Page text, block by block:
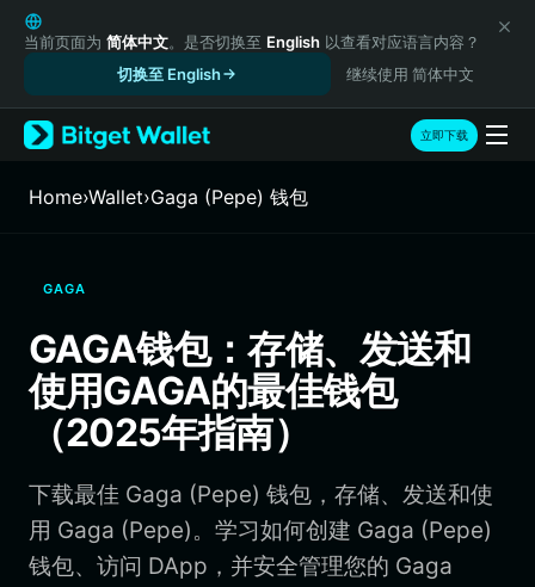
English
日本語
Русский
Español (Latinoamérica)
Türkçe
Italiano
繁體中文
Português (Portugal)
Bahasa Indonesia
ภาษาไทย
Português (Brasil)
Español (Argentina)
当前页面为 简体中文。是否切换至 English 以查看对应语言内容？
切换至 English
继续使用 简体中文
立即下载
Home›Wallet›Gaga (Pepe) 钱包
GAGA
GAGA钱包：存储、发送和
使用GAGA的最佳钱包
（2025年指南）
下载最佳 Gaga (Pepe) 钱包，存储、发送和使
用 Gaga (Pepe)。学习如何创建 Gaga (Pepe)
钱包、访问 DApp，并安全管理您的 Gaga